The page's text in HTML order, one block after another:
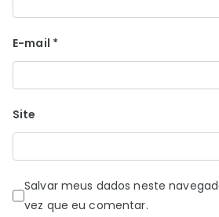
E-mail *
Site
Salvar meus dados neste
vez que eu comentar.